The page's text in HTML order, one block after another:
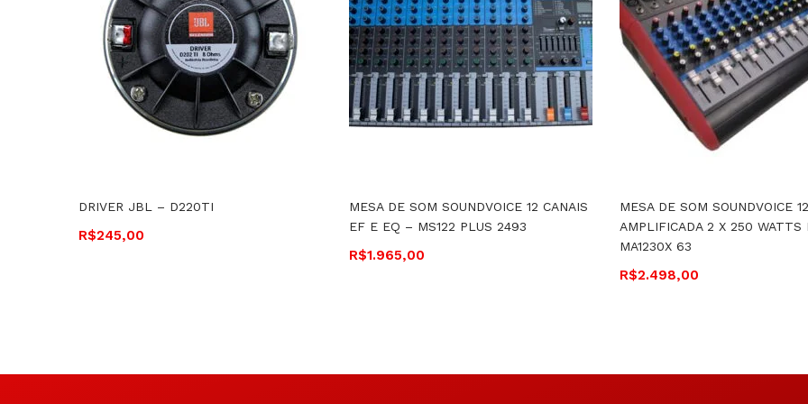
DRIVER JBL – D220TI
R$245,00
MESA DE SOM SOUNDVOICE 12 CANAIS
EF E EQ – MS122 PLUS 2493
R$1.965,00
MESA DE SOM SOUNDVOICE
AMPLIFICADA 2 X 250 WATTS
MA1230X 63
R$2.498,00